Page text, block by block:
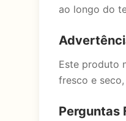
ao longo do
Este produto
fresco e
Perguntas